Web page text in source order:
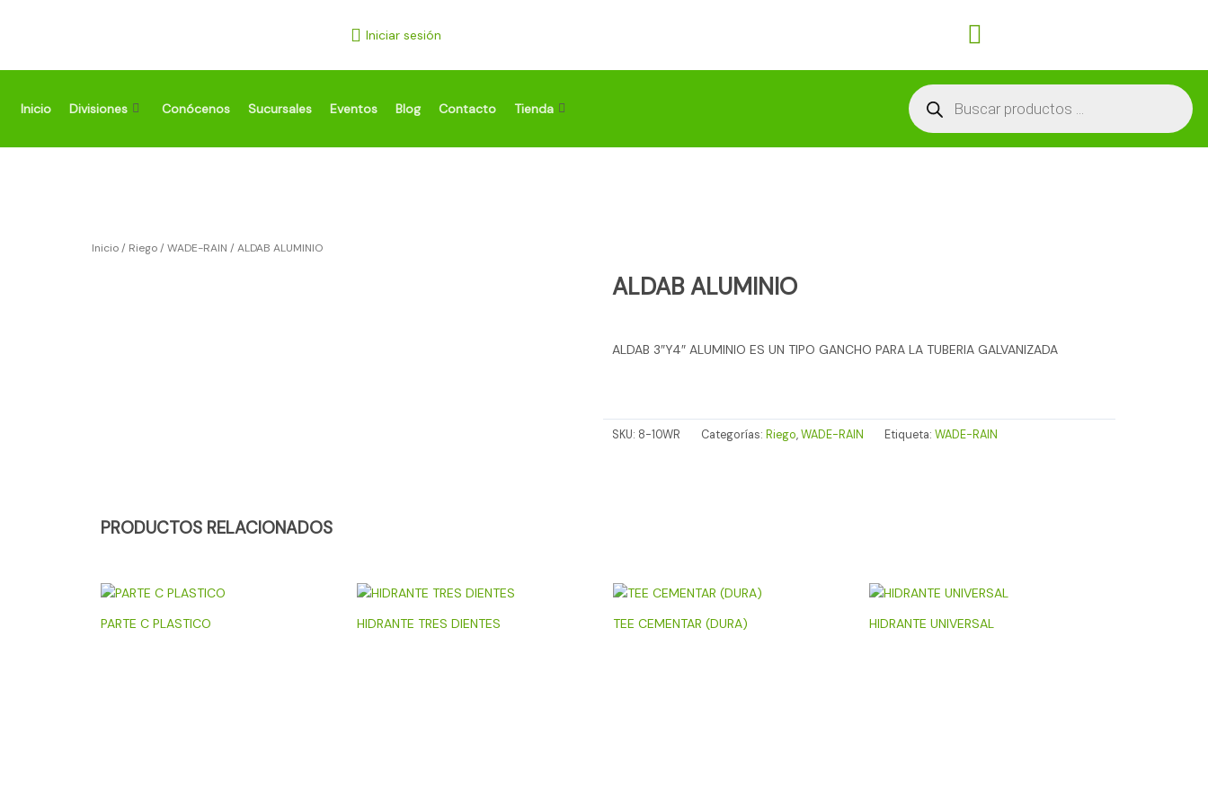
Iniciar sesión Carrito
Inicio Divisiones Conócenos Sucursales Eventos Blog Contacto Tienda
Búsqueda
de
productos
Inicio/ Riego/WADE-RAIN / ALDAB ALUMINIO
ALDAB ALUMINIO
ALDAB 3″Y4″ ALUMINIO ES UN TIPO GANCHO PARA LA TUBERIA GALVANIZADA
SKU: 8-10WR Categorías: Riego,WADE-RAIN Etiqueta: WADE-RAIN
PRODUCTOS RELACIONADOS
PARTE C PLASTICO HIDRANTE TRES DIENTES TEE CEMENTAR (DURA) HIDRANTE UNIVERSAL